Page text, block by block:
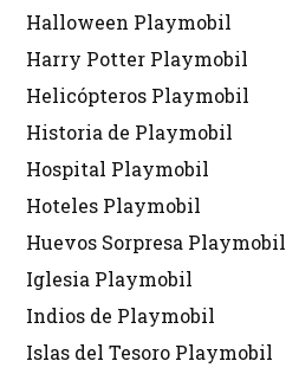
Halloween Playmobil
Harry Potter Playmobil
Helicópteros Playmobil
Historia de Playmobil
Hospital Playmobil
Hoteles Playmobil
Huevos Sorpresa Playmobil
Iglesia Playmobil
Indios de Playmobil
Islas del Tesoro Playmobil